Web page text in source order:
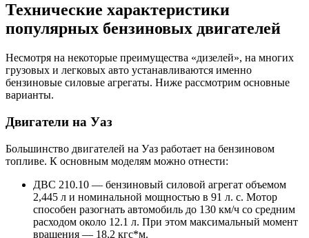
Технические характеристики
популярных бензиновых двигателей
Несмотря на некоторые преимущества «дизелей», на многих
грузовых и легковых авто устанавливаются именно
бензиновые силовые агрегаты. Ниже рассмотрим основные
варианты.
Двигатели на Уаз
Большинство двигателей на Уаз работает на бензиновом
топливе. К основным моделям можно отнести:
ДВС 210.10 — бензиновый силовой агрегат объемом
2,445 л и номинальной мощностью в 91 л. с. Мотор
способен разогнать автомобиль до 130 км/ч со средним
расходом около 12.1 л. При этом максимальный момент
вращения — 18,2 кгс*м.